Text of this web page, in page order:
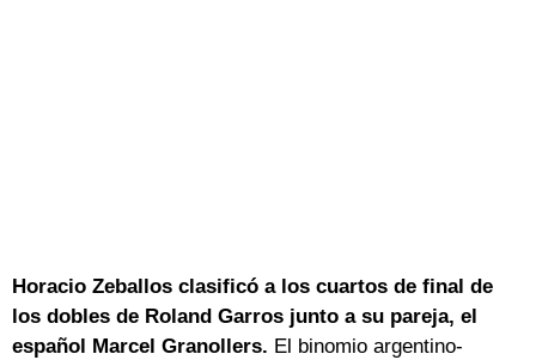
Horacio Zeballos clasificó a los cuartos de final de
los dobles de Roland Garros junto a su pareja, el
español Marcel Granollers. El binomio argentino-